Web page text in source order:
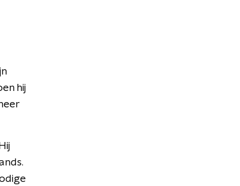
hij